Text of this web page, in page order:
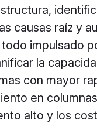
causas raíz y
impulsado
la
con mayor
en
alto y los